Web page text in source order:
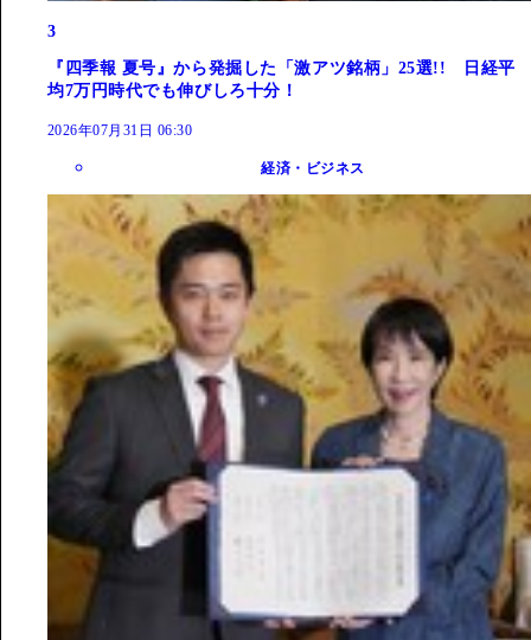
3
『四季報 夏号』から発掘した「激アツ銘柄」25選!! 日経平
均7万円時代でも伸びしろ十分！
2026年07月31日 06:30
経済・ビジネス